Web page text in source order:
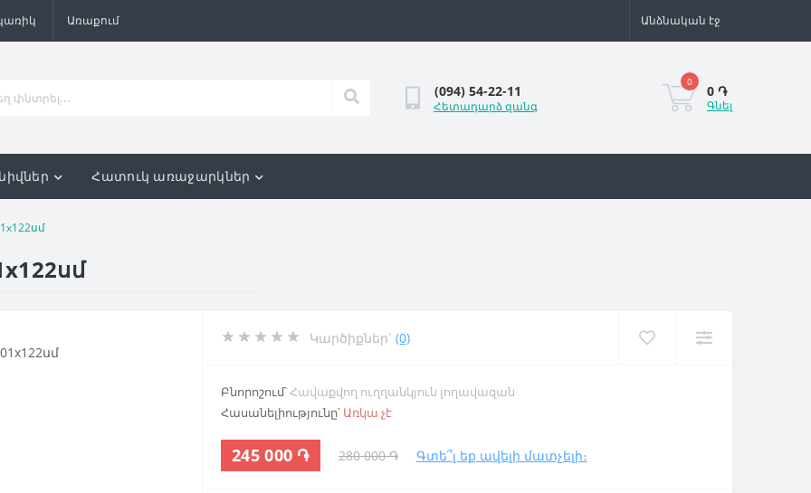
Առաքում Անձնական էջ
(094) 54-22-11
Հետադարձ զանգ
0
0 ֏
Գնել
Հատուկ առաջարկներ
Կարծիքներ՝ (0)
Բնորոշում՝Հավաքվող ուղղանկյուն լողավազան
Հասանելիությունը՝ Առկա չէ
245 000 ֏ 280 000 ֏ Գտե՞լ եք ավելի մատչելի։